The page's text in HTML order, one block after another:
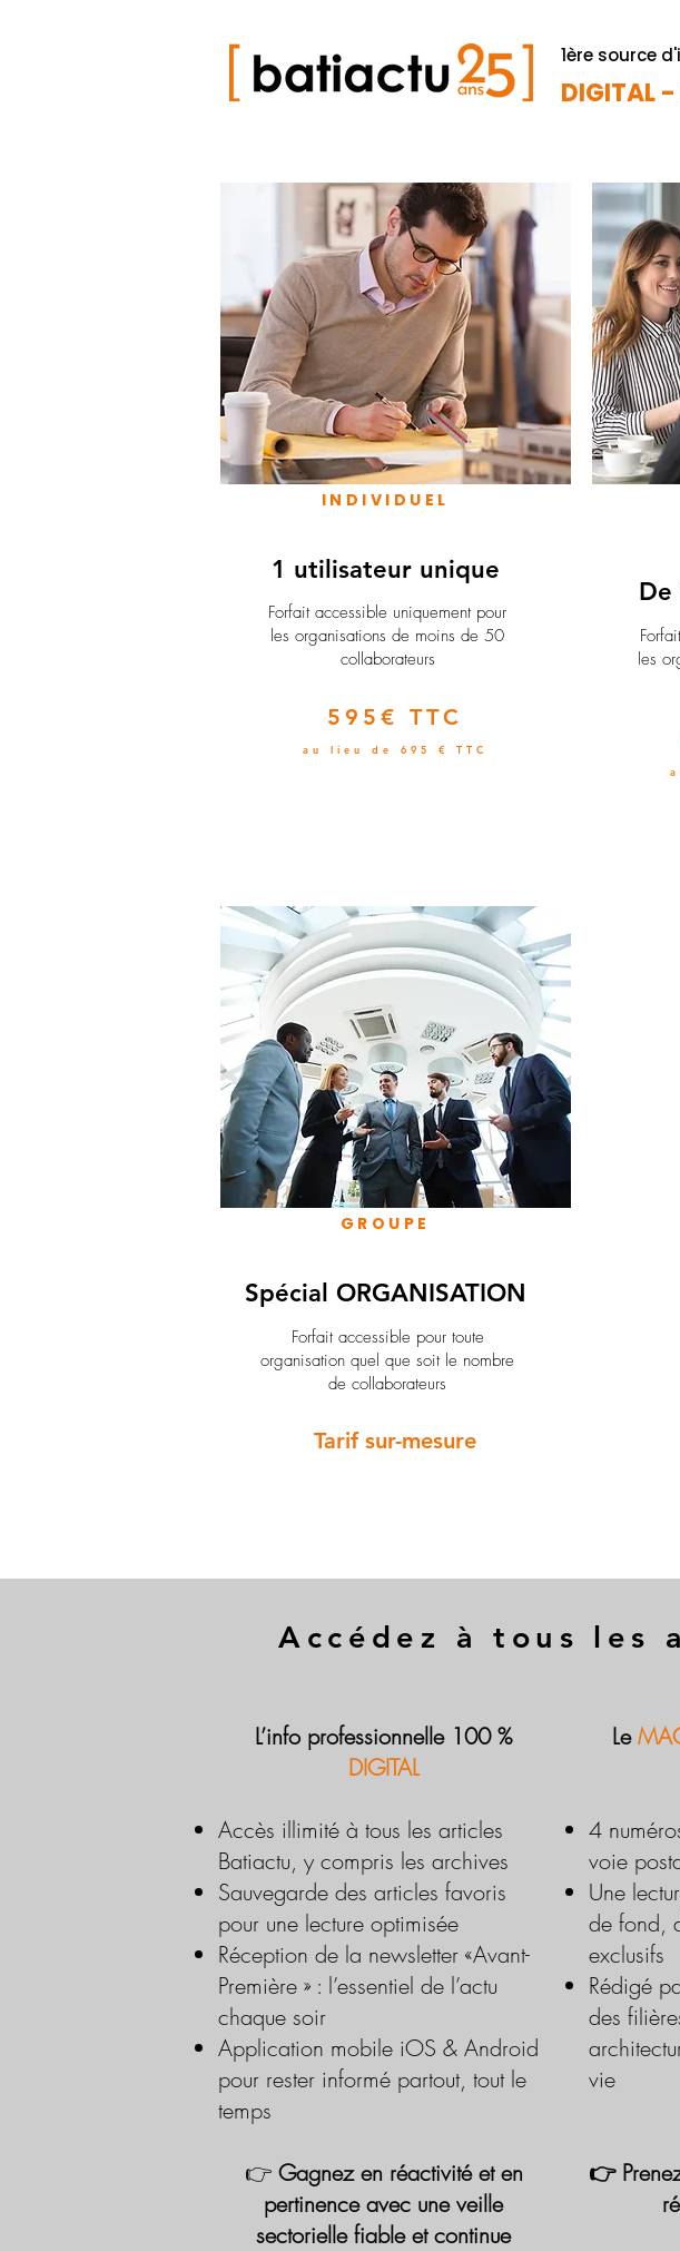
1ère source
DIGITAL
INDIVIDUEL
1 utilisateur unique
​Forfait accessible uniquement pour
les organisations de moins de 50
collaborateurs
595€ TTC
au lieu de 695 € TTC
De
les
GROUPE
Spécial ORGANISATION
Forfait accessible pour toute
organisation quel que soit le nombre
de collaborateurs
Tarif sur-mesure
Accédez à tous les
L’info professionnelle 100 %
DIGITAL
Accès illimité à tous les articles
Batiactu, y compris les archives
Sauvegarde des articles favoris
pour une lecture optimisée
Réception de la newsletter «Avant-
Première » : l’essentiel de l’actu
chaque soir
Application mobile iOS & Android
pour rester informé partout, tout le
temps
👉 Gagnez en réactivité et en
pertinence avec une veille
sectorielle fiable et continue
Le
4
voie
Une
de fond,
exclusifs
Rédigé
des
vie
👉